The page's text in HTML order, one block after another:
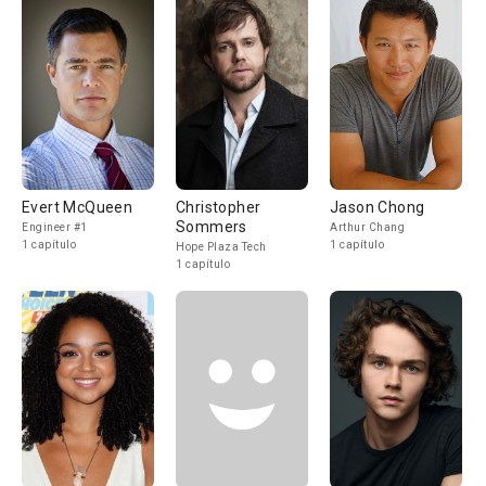
Evert McQueen
Engineer #1
1 capítulo
Christopher
Sommers
Hope Plaza Tech
1 capítulo
Jason Chong
Arthur Chang
1 capítulo